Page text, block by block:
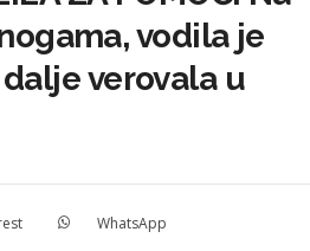
vodila je
verovala u
WhatsApp